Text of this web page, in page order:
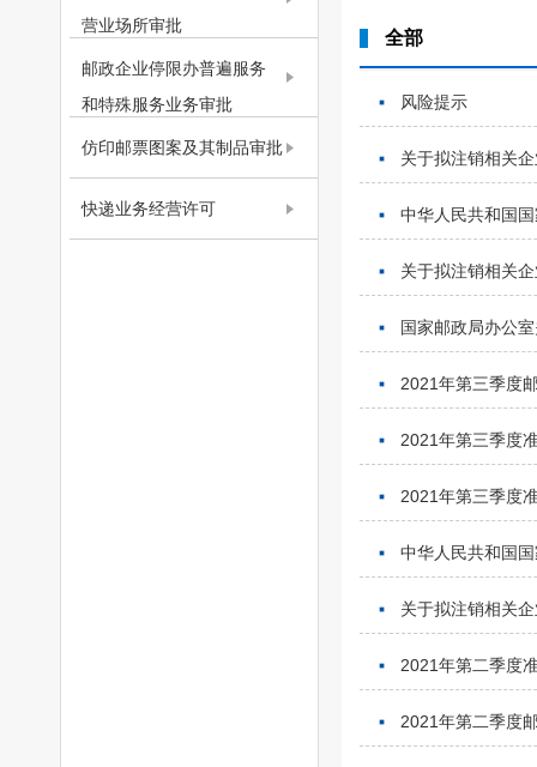
营业场所审批
邮政企业停限办普遍服务
和特殊服务业务审批
仿印邮票图案及其制品审批
快递业务经营许可
全部
风险提示
关于拟注销相关
中华人民共和国
关于拟注销相关
国家邮政局办公
2021年第三季度
2021年第三季度
2021年第三季度
中华人民共和国
关于拟注销相关
2021年第二季度
2021年第二季度